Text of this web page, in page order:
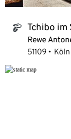
tchibo_logo Tchibo
Rewe
51109
Köln